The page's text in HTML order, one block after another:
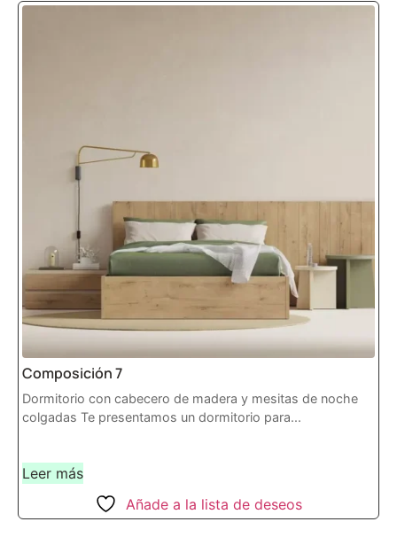
Composición 7
Dormitorio con cabecero de madera y mesitas de noche
colgadas Te presentamos un dormitorio para...
Leer más
Añade a la lista de deseos